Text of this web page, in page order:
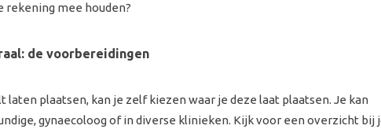
rekening mee houden?
de voorbereidingen
laten plaatsen, kan je zelf kiezen waar je deze laat plaatsen. Je kan
gynaecoloog of in diverse klinieken. Kijk voor een overzicht bij